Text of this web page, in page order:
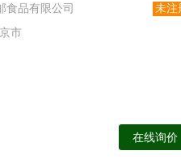
食品有限公司
市
未注
在线询价